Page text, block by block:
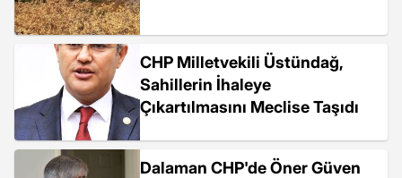
CHP Milletvekili Üstündağ,
Sahillerin İhaleye
Çıkartılmasını Meclise Taşıdı
Dalaman CHP'de Öner Güven